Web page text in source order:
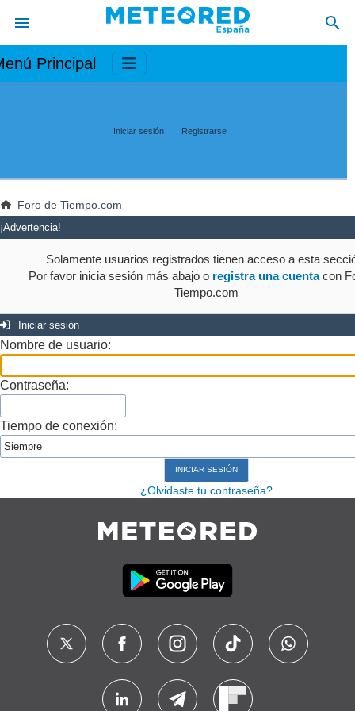
Principal
Iniciar sesión Registrarse
Foro de Tiempo.com
¡Advertencia!
Solamente usuarios registrados tienen acceso a esta
Por favor inicia sesión más abajo o registra una cuentacon
Tiempo.com
Iniciar sesión
Nombre de usuario:
Contraseña:
Tiempo de conexión:
¿Olvidaste tu contraseña?